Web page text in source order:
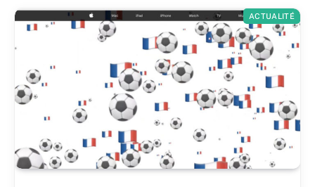
ACTUALITÉ